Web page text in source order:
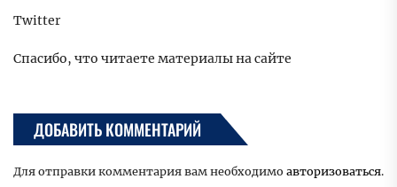
Twitter
Спасибо, что читаете материалы на сайте
ДОБАВИТЬ КОММЕНТАРИЙ
Для отправки комментария вам необходимо авторизоваться.